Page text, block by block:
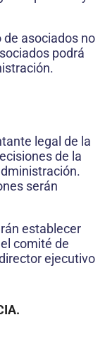
de asociados no
podrá
legal de la
de la
serán
establecer
comité de
ejecutivo